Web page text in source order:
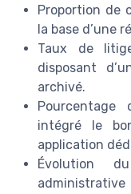
Proportion de
la base d’une
Taux de
disposant
archivé.
Pourcentage
intégré le
application
Évolution